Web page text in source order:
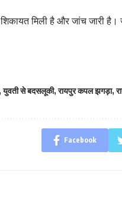
मिली है और जांच जारी है।
युवती से बदसलूकी,रायपुर कपल झगड़ा,
Facebook